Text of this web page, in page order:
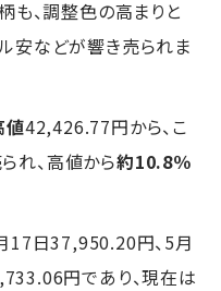
、調整色の高まりと
安などが響き売られま
値42,426.77円から、こ
れ、高値から約10.8％
17日37,950.20円、5月
円であり、現在は